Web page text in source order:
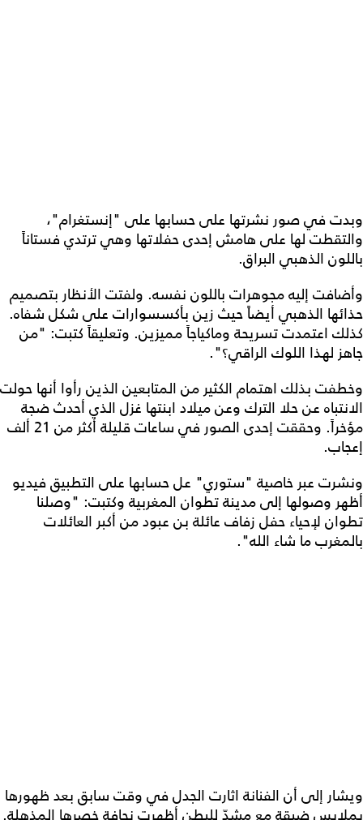
وبدت في صور نشرتها على حسابها على "إنستغرام"،
والتقطت لها على هامش إحدى حفلاتها وهي ترتدي فستاناً
باللون الذهبي البراق.
وأضافت إليه مجوهرات باللون نفسه. ولفتت الأنظار بتصميم
حذائها الذهبي أيضاً حيث زين بأكسسوارات على شكل شفاه.
كذلك اعتمدت تسريحة وماكياجاً مميزين. وتعليقاً كتبت: "من
جاهز لهذا اللوك الراقي؟".
وخطفت بذلك اهتمام الكثير من المتابعين الذين رأوا أنها حولت
الانتباه عن حلا الترك وعن ميلاد ابنتها غزل الذي أحدث ضجة
مؤخراً. وحققت إحدى الصور في ساعات قليلة أكثر من 21 ألف
إعجاب.
ونشرت عبر خاصية "ستوري" عل حسابها على التطبيق فيديو
أظهر وصولها إلى مدينة تطوان المغربية وكتبت: "وصلنا
تطوان لإحياء حفل زفاف عائلة بن عبود من أكبر العائلات
بالمغرب ما شاء الله".
ويشار إلى أن الفنانة اثارت الجدل في وقت سابق بعد ظهورها
بملابس ضيقة مع مشدّ للبطن أظهرت نحافة خصرها المذهلة.